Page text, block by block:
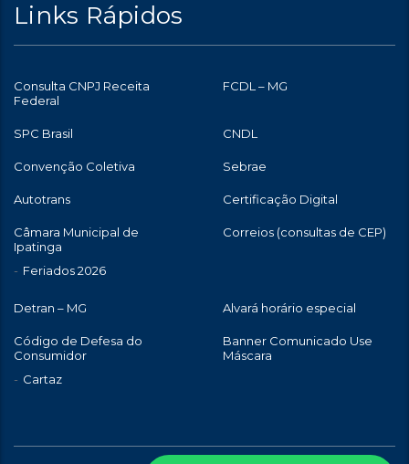
Links Rápidos
Consulta CNPJ Receita
Federal
FCDL – MG
SPC Brasil CNDL
Convenção Coletiva Sebrae
Autotrans Certificação Digital
Câmara Municipal de
Ipatinga
Feriados 2026
Correios (consultas de CEP)
Detran – MG Alvará horário especial
Código de Defesa do
Consumidor
Cartaz
Banner Comunicado Use
Máscara